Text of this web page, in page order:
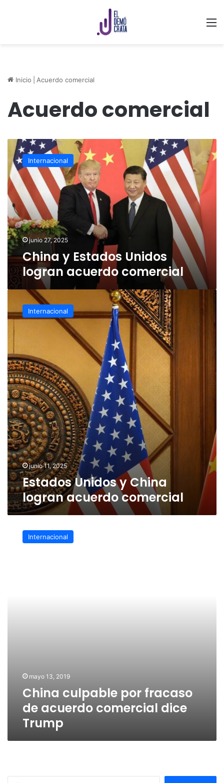
Inicio Acuerdo comercial
Acuerdo comercial
China
Estados
Unidos
logran
acuerdo
comercial
Internacional
junio 27, 2025
China y Estados Unidos
logran acuerdo comercial
Estados
Unidos
y
China
comercial
Internacional
junio 11, 2025
Estados Unidos y China
logran acuerdo comercial
culpable
Internacional
mayo 13, 2019
China culpable por fracaso
de acuerdo comercial dice
Trump